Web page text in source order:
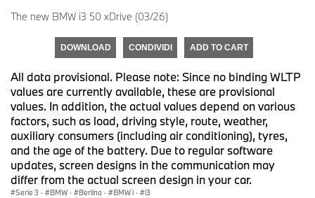
The new BMW i3 50 xDrive (03/26)
DOWNLOAD CONDIVIDI ADD TO CART
All data provisional. Please note: Since no binding WLTP
values are currently available, these are provisional
values. In addition, the actual values depend on various
factors, such as load, driving style, route, weather,
auxiliary consumers (including air conditioning), tyres,
and the age of the battery. Due to regular software
updates, screen designs in the communication may
differ from the actual screen design in your car.
Serie 3 · BMW · Berlina · BMW i · i3